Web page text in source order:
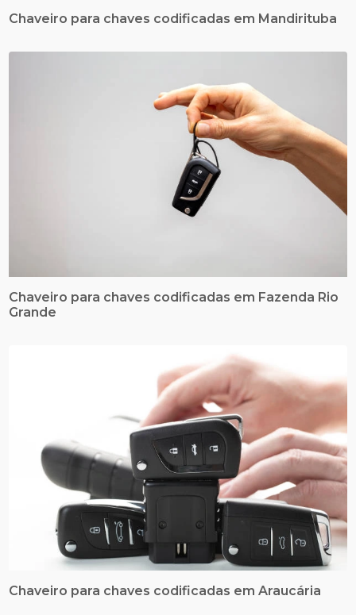
Chaveiro para chaves codificadas em Mandirituba
Chaveiro para chaves codificadas em Fazenda Rio
Grande
Chaveiro para chaves codificadas em Araucária